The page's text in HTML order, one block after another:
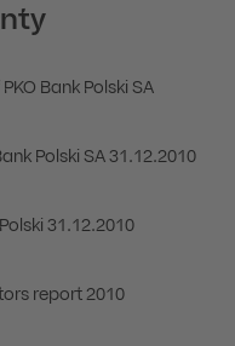
Bank Polski SA
Polski SA 31.12.2010
31.12.2010
report 2010